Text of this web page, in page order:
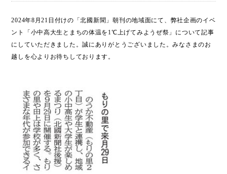
2024年8月21日付けの「北國新聞」朝刊の地域面にて、弊社企画のイベ
ント「小中高大生とまちの体温を1℃上げてみようぜ祭」について記事
にしていただきました。誠にありがとうございました。みなさまのお
越しを心よりお待ちしております。